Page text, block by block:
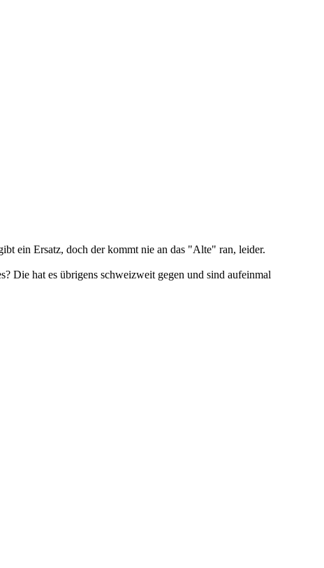
ein Ersatz, doch der kommt nie an das "Alte" ran, leider.
Die hat es übrigens schweizweit gegen und sind aufeinmal